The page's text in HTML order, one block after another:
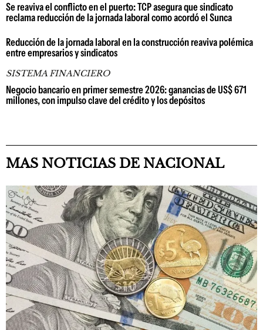
Se reaviva el conflicto en el puerto: TCP asegura que sindicato
reclama reducción de la jornada laboral como acordó el Sunca
Reducción de la jornada laboral en la construcción reaviva polémica
entre empresarios y sindicatos
SISTEMA FINANCIERO
Negocio bancario en primer semestre 2026: ganancias de US$ 671
millones, con impulso clave del crédito y los depósitos
MAS NOTICIAS DE NACIONAL